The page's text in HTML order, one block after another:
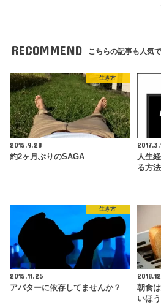
RECOMMEND こちらの記事も人気で
生き方
2015.9.28
約2ヶ月ぶりのSAGA
人生
る方法
生き方
2015.11.25
アバターに依存してませんか？
朝食
いほ